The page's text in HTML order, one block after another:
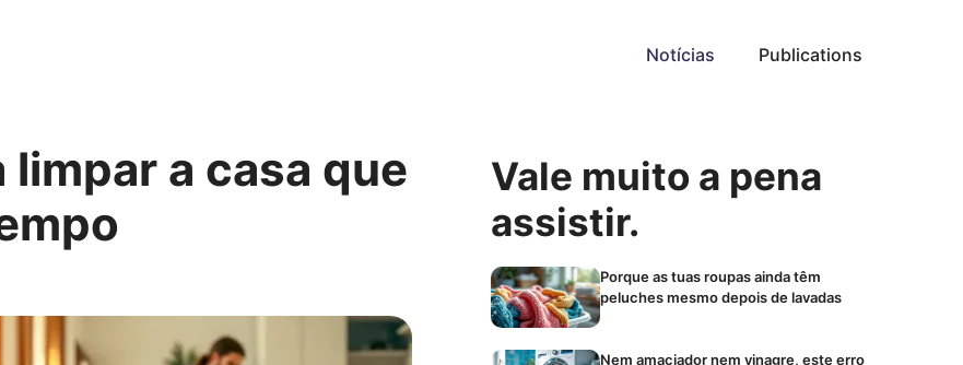
Notícias Publications
a casa que
Vale muito a pena
assistir.
Porque as tuas roupas ainda têm
peluches mesmo depois de lavadas
Nem amaciador nem vinagre, este erro